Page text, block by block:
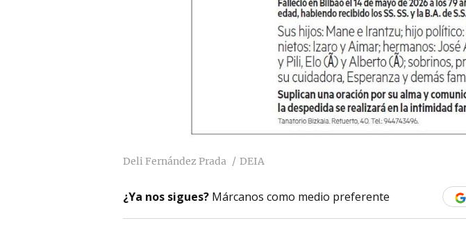
Deli Fernández Prada DEIA
¿Ya nos sigues? Márcanos como medio preferente